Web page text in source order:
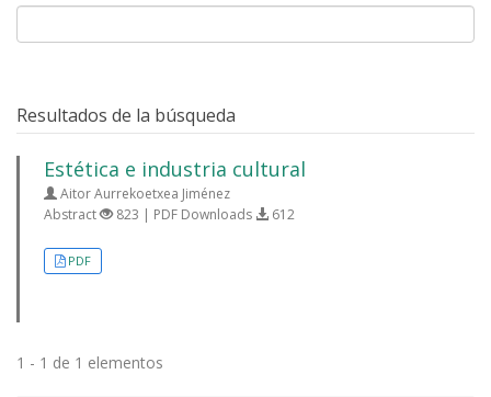
Resultados de la búsqueda
Estética e industria cultural
Aitor Aurrekoetxea Jiménez
Abstract
823 | PDF Downloads 612
PDF
1 - 1 de 1 elementos